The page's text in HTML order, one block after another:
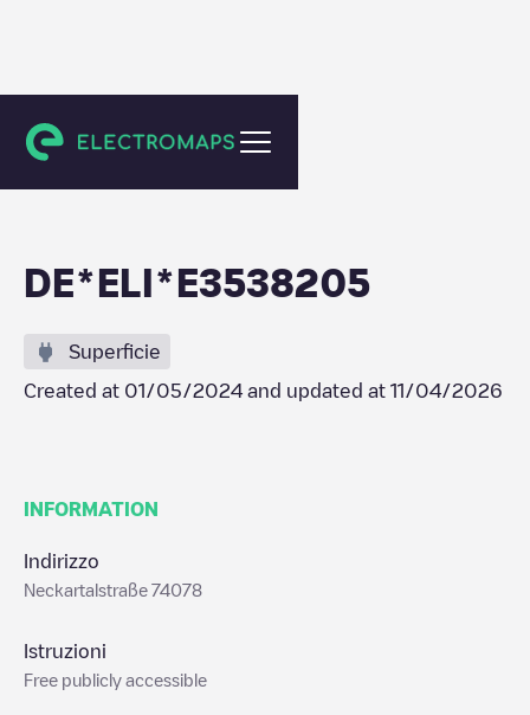
Heilbronn
DE*ELI*E3538205
Superficie
Created at 01/05/2024 and updated at 11/04/2026
INFORMATION
Indirizzo
Neckartalstraße 74078
Istruzioni
Free publicly accessible